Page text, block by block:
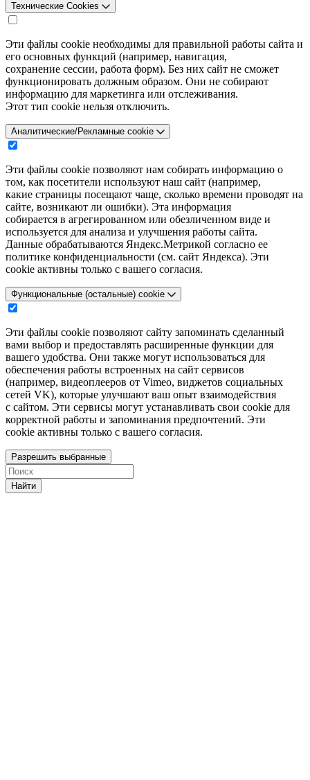
Технические Cookies
Эти файлы cookie необходимы для правильной работы сайта и
его основных функций (например, навигация,
сохранение сессии, работа форм). Без них сайт не сможет
функционировать должным образом. Они не собирают
информацию для маркетинга или отслеживания.
Этот тип cookie нельзя отключить.
Аналитические/Рекламные cookie
Эти файлы cookie позволяют нам собирать информацию о
том, как посетители используют наш сайт (например,
какие страницы посещают чаще, сколько времени проводят на
сайте, возникают ли ошибки). Эта информация
собирается в агрегированном или обезличенном виде и
используется для анализа и улучшения работы сайта.
Данные обрабатываются Яндекс.Метрикой согласно ее
политике конфиденциальности (см. сайт Яндекса). Эти
cookie активны только с вашего согласия.
Функциональные (остальные) cookie
Эти файлы cookie позволяют сайту запоминать сделанный
вами выбор и предоставлять расширенные функции для
вашего удобства. Они также могут использоваться для
обеспечения работы встроенных на сайт сервисов
(например, видеоплееров от Vimeo, виджетов социальных
сетей VK), которые улучшают ваш опыт взаимодействия
с сайтом. Эти сервисы могут устанавливать свои cookie для
корректной работы и запоминания предпочтений. Эти
cookie активны только с вашего согласия.
Разрешить выбранные
Найти